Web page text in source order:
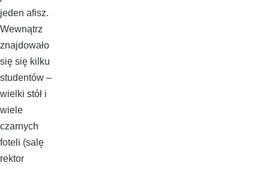
jeden afisz.
Wewnątrz
znajdowało
się się kilku
studentów –
wielki stół i
wiele
czarnych
foteli (salę
rektor